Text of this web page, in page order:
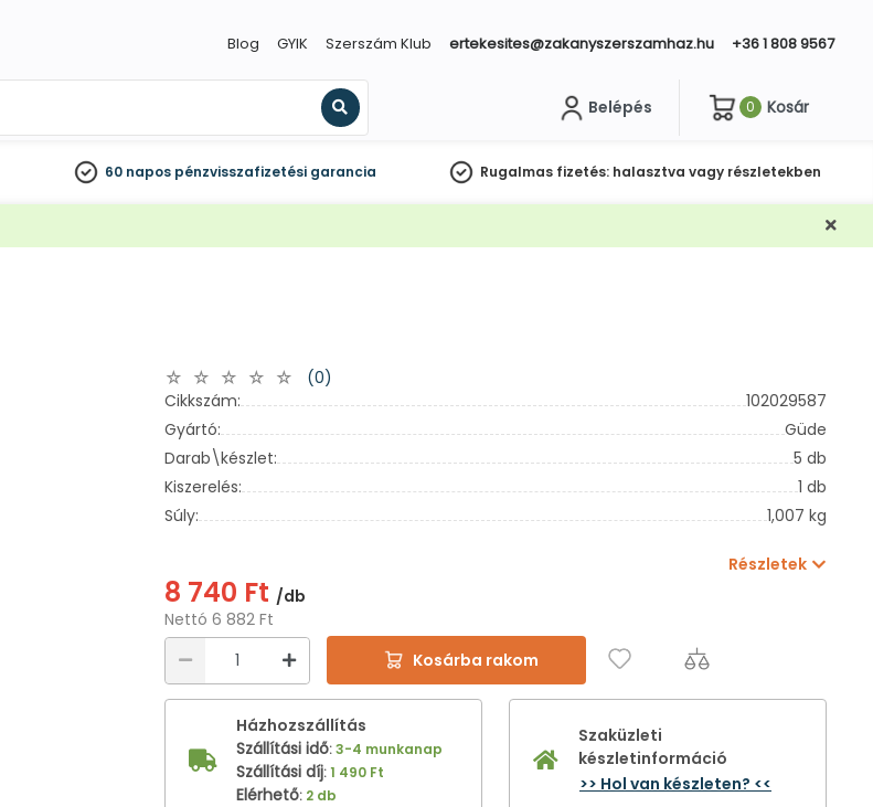
Blog GYIK Szerszám Klub ertekesites@zakanyszerszamhaz.hu +36 1 808 9567
Keresés
Belépés 0 Kosár
60 napos pénzvisszafizetési garancia Rugalmas fizetés: halasztva vagy részletekben
(0)
Cikkszám:
102029587
Gyártó:
Güde
Darab\készlet:
5 db
Kiszerelés:
1 db
Súly:
1,007 kg
Részletek
8 740 Ft /db
Nettó 6 882 Ft
Kosárba rakom
Házhozszállítás
Szállítási idő:3-4 munkanap
Szállítási díj:1 490 Ft
Elérhető: 2 db
Szaküzleti
készletinformáció
>> Hol van készleten? <<